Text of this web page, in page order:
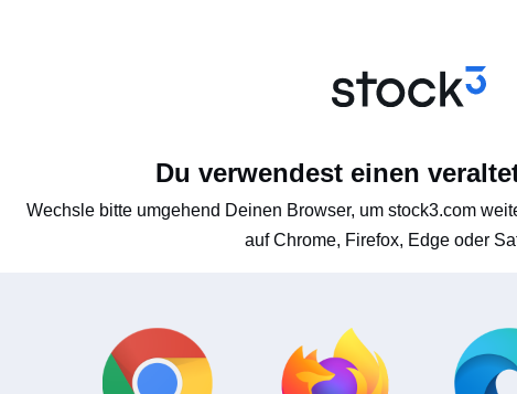
Du verwendest einen
Wechsle bitte umgehend Deinen Browser, um stock3.com
auf Chrome, Firefox, Edge oder